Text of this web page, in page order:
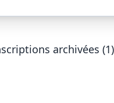
archivées (1)